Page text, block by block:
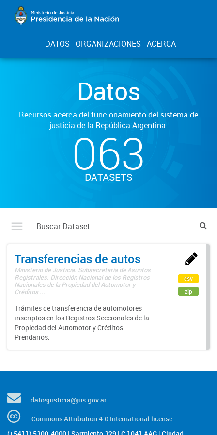
DATOS ORGANIZACIONES ACERCA
Datos
Recursos acerca del funcionamiento del sistema de
justicia de la República Argentina.
063
DATASETS
Transferencias de autos
Ministerio de Justicia. Subsecretaría de Asuntos
Registrales. Dirección Nacional de los Registros
Nacionales de la Propiedad del Automotor y
Créditos ...
Trámites de transferencia de automotores
inscriptos en los Registros Seccionales de la
Propiedad del Automotor y Créditos
Prendarios.
csv
zip
datosjusticia@jus.gov.ar
Commons Attribution 4.0 International license